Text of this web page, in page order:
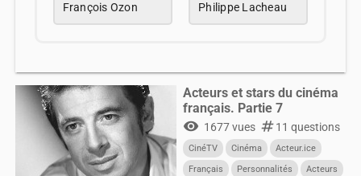
François Ozon Philippe Lacheau
Acteurs et stars du cinéma
français. Partie 7
visibility 1677 vues numbers11 questions
CinéTV Cinéma
Acteur.ice
Français
Personnalités Acteurs